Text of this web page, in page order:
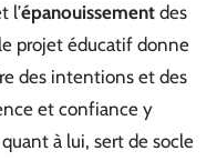
l’épanouissement des
projet éducatif donne
des intentions et des
et confiance y
à lui, sert de socle